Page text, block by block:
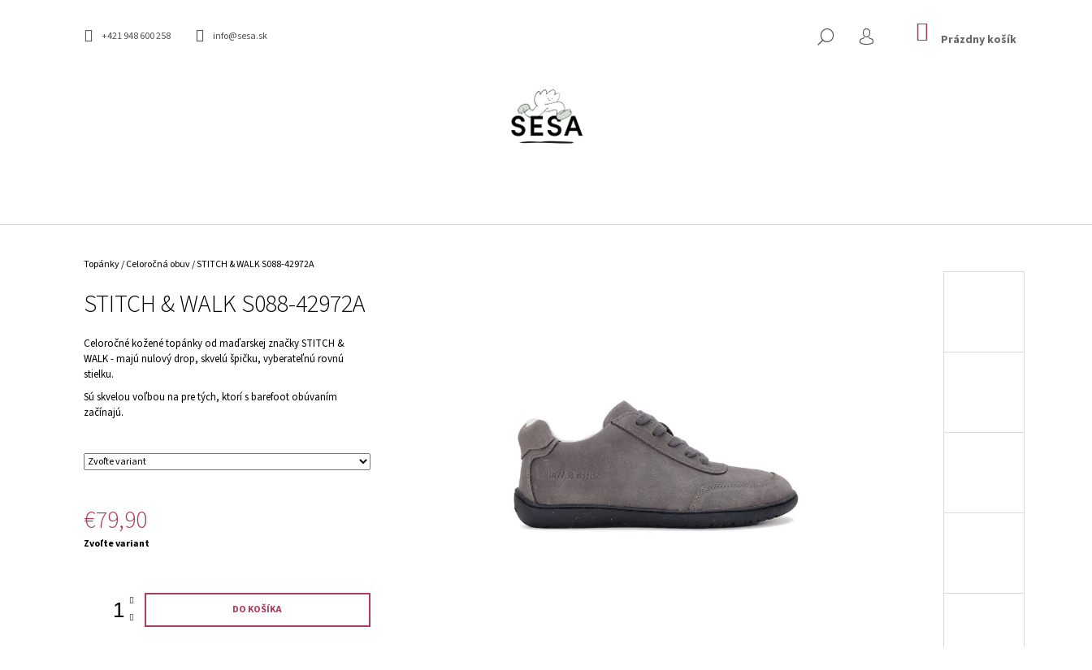
+421 948 600 258 info@sesa.sk HĽADAŤ
PRIHLÁSENIE
NÁKUPNÝ
KOŠÍK
Prázdny košík
Domov
Topánky/Celoročná obuv/STITCH & WALK S088-42972A
STITCH & WALK S088-42972A
Celoročné kožené topánky od maďarskej značky STITCH &
WALK - majú nulový drop, skvelú špičku, vyberateľnú rovnú
stielku.
Sú skvelou voľbou na pre tých, ktorí s barefoot obúvaním
začínajú.
€79,90
Jednotková
Zvoľte variant
DO KOŠÍKA
ČO POTREBUJETE NÁJSŤ?
ODPORÚČAME